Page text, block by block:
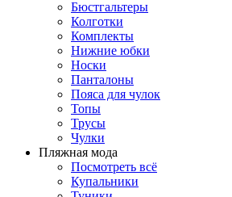
Бюстгальтеры
Колготки
Комплекты
Нижние юбки
Носки
Панталоны
Поясa для чулок
Топы
Трусы
Чулки
Пляжная мода
Посмотреть всё
Купальники